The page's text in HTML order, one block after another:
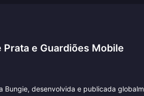
e Guardiões Mobile
Bungie, desenvolvida e publicada